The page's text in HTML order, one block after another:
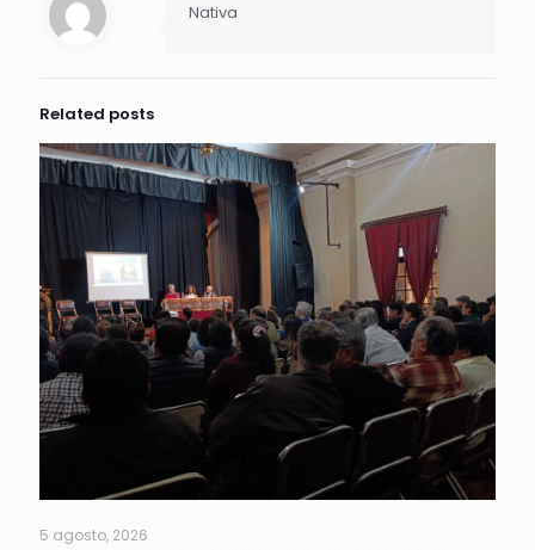
Nativa
Related posts
5 agosto, 2026